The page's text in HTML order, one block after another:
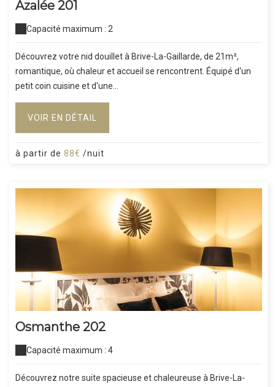
Azalée 201
Capacité maximum : 2
Découvrez votre nid douillet à Brive-La-Gaillarde, de 21m²,
romantique, où chaleur et accueil se rencontrent. Équipé d'un
petit coin cuisine et d'une...
VOIR EN DÉTAIL
à partir de 88€ /nuit
Osmanthe 202
Capacité maximum : 4
Découvrez notre suite spacieuse et chaleureuse à Brive-La-